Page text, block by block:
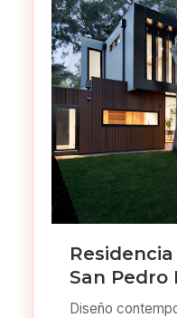
San Pedro
Diseño